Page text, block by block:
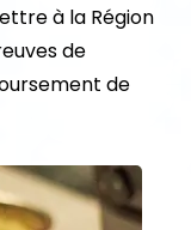
à la Région
de
de